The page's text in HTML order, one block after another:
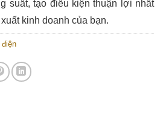
suất, tạo điều kiện thuận lợi nhất
kinh doanh của bạn.